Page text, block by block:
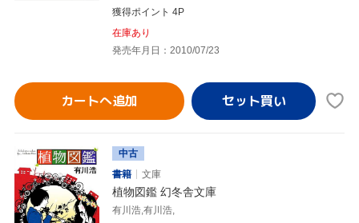
獲得ポイント 4P
在庫あり
発売年月日：2010/07/23
カートへ追加
中古
書籍
文庫
植物図鑑 幻冬舎文庫
有川浩,有川浩,